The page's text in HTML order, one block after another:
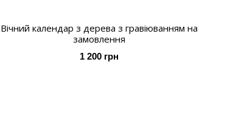
Вічний календар з дерева з гравіюванням на
замовлення
1 200 грн